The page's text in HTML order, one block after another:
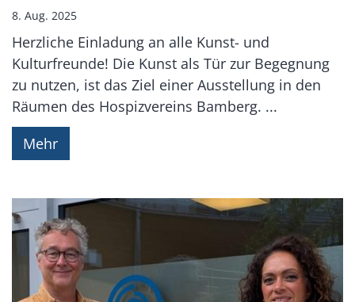
8. Aug. 2025
Herzliche Einladung an alle Kunst- und
Kulturfreunde! Die Kunst als Tür zur Begegnung
zu nutzen, ist das Ziel einer Ausstellung in den
Räumen des Hospizvereins Bamberg. ...
Mehr